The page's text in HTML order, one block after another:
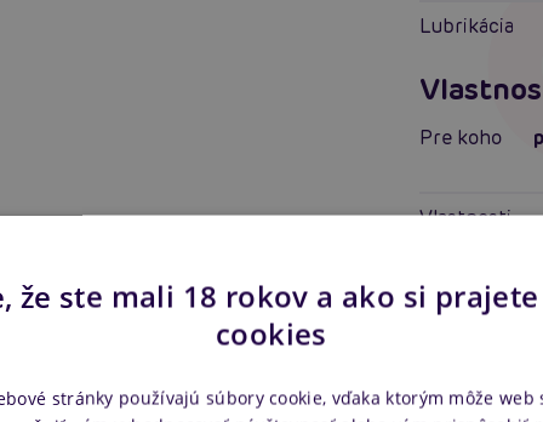
Lubrikácia
Pre koho
Vlastnosti
Tvrdosť
Ďalšie
že ste mali 18 rokov a ako si
cookies
stránky používajú súbory cookie, vďaka ktorým môže web